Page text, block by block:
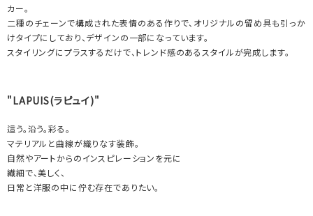
カー。
二種のチェーンで構成された表情のある作りで、オリジナルの留め具も引っか
けタイプにしており、デザインの一部になっています。
スタイリングにプラスするだけで、トレンド感のあるスタイルが完成します。
"LAPUIS(ラピュイ)"
這う。沿う。彩る。
マテリアルと曲線が織りなす装飾。
自然やアートからのインスピレーションを元に
繊細で、美しく、
日常と洋服の中に佇む存在でありたい。